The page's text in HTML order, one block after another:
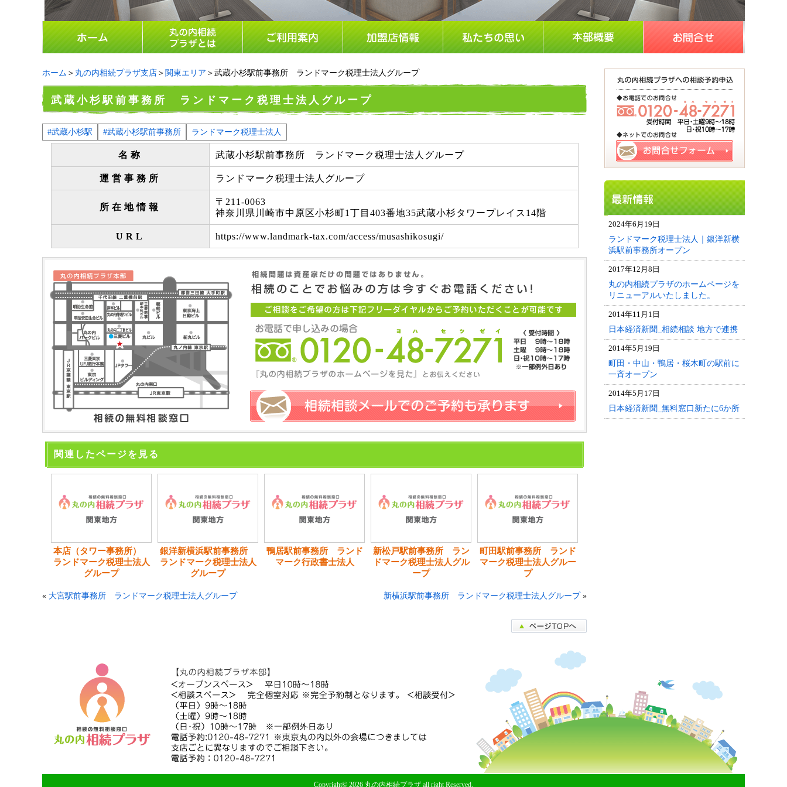
ホーム ＞ 丸の内相続プラザ支店 ＞ 関東エリア ＞武蔵小杉駅前事務所 ランドマーク税理士法人グループ
武蔵小杉駅前事務所 ランドマーク税理士法人グループ
#武蔵小杉駅 #武蔵小杉駅前事務所 ランドマーク税理士法人
名称 武蔵小杉駅前事務所 ランドマーク税理士法人グループ
運営事務所 ランドマーク税理士法人グループ
所在地情報
〒211-0063
神奈川県川崎市中原区小杉町1丁目403番地35武蔵小杉タワープレイス14階
URL https://www.landmark-tax.com/access/musashikosugi/
関連したページを見る
本店（タワー事務所）
ランドマーク税理士法人
グループ
銀洋新横浜駅前事務所
ランドマーク税理士法人
グループ
鴨居駅前事務所 ランド
マーク行政書士法人
新松戸駅前事務所 ラン
ドマーク税理士法人グル
ープ
町田駅前事務所 ランド
マーク税理士法人グルー
プ
« 大宮駅前事務所 ランドマーク税理士法人グループ 新横浜駅前事務所 ランドマーク税理士法人グループ»
2024年6月19日
ランドマーク税理士法人｜銀洋新横
浜駅前事務所オープン
2017年12月8日
丸の内相続プラザのホームページを
リニューアルいたしました。
2014年11月1日
日本経済新聞_相続相談 地方で連携
2014年5月19日
町田・中山・鴨居・桜木町の駅前に
一斉オープン
2014年5月17日
日本経済新聞_無料窓口新たに6か所
Copyright© 2026 丸の内相続プラザ all right Reserved.